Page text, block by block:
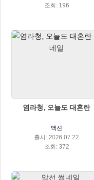
조회: 196
염라청, 오늘도 대혼란
액션
출시: 2026.07.22
조회: 372